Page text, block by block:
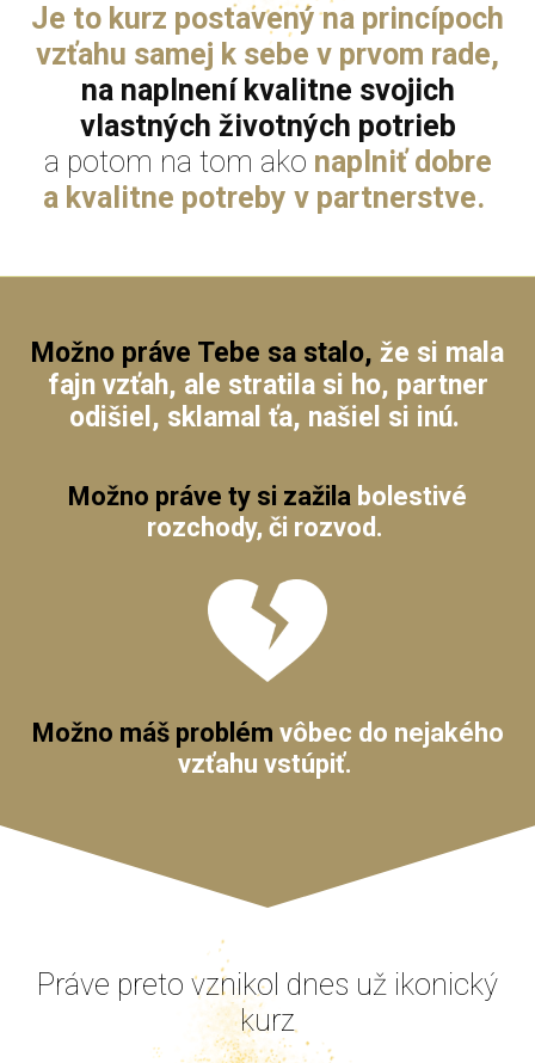
Je to kurz postavený na princípoch
vzťahu samej k sebe v prvom rade,
na naplnení kvalitne svojich
vlastných životných potrieb
a potom na tom ako naplniť dobre
a kvalitne potreby v partnerstve.
Možno práve Tebe sa stalo, že si mala
fajn vzťah, ale stratila si ho, partner
odišiel, sklamal ťa, našiel si inú.
Možno práve ty si zažila bolestivé
rozchody, či rozvod.
Možno máš problém vôbec do nejakého
vzťahu vstúpiť.
Práve preto vznikol dnes už ikonický
kurz